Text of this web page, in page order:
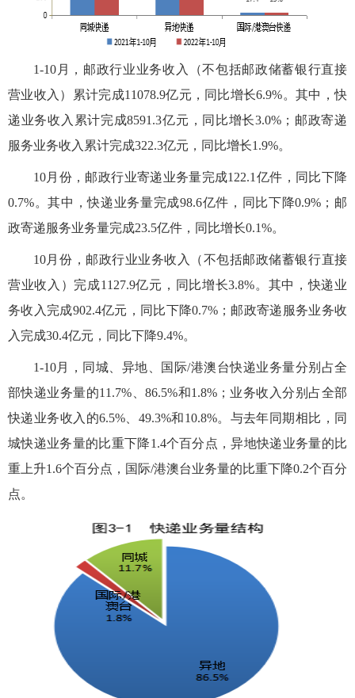
1-10月，邮政行业业务收入（不包括邮政储蓄银行直接
营业收入）累计完成11078.9亿元，同比增长6.9%。其中，快
递业务收入累计完成8591.3亿元，同比增长3.0%；邮政寄递
服务业务收入累计完成322.3亿元，同比增长1.9%。
10月份，邮政行业寄递业务量完成122.1亿件，同比下降
0.7%。其中，快递业务量完成98.6亿件，同比下降0.9%；邮
政寄递服务业务量完成23.5亿件，同比增长0.1%。
10月份，邮政行业业务收入（不包括邮政储蓄银行直接
营业收入）完成1127.9亿元，同比增长3.8%。其中，快递业
务收入完成902.4亿元，同比下降0.7%；邮政寄递服务业务收
入完成30.4亿元，同比下降9.4%。
1-10月，同城、异地、国际/港澳台快递业务量分别占全
部快递业务量的11.7%、86.5%和1.8%；业务收入分别占全部
快递业务收入的6.5%、49.3%和10.8%。与去年同期相比，同
城快递业务量的比重下降1.4个百分点，异地快递业务量的比
重上升1.6个百分点，国际/港澳台业务量的比重下降0.2个百分
点。